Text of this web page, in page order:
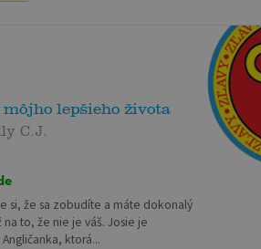
lepšieho života
C.J.
si, že sa zobudíte a máte dokonalý
to, že nie je váš. Josie je
ktorá...